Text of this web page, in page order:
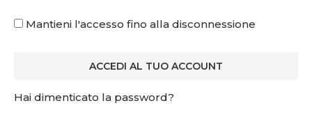
Mantieni l'accesso fino alla disconnessione
Hai dimenticato la password?